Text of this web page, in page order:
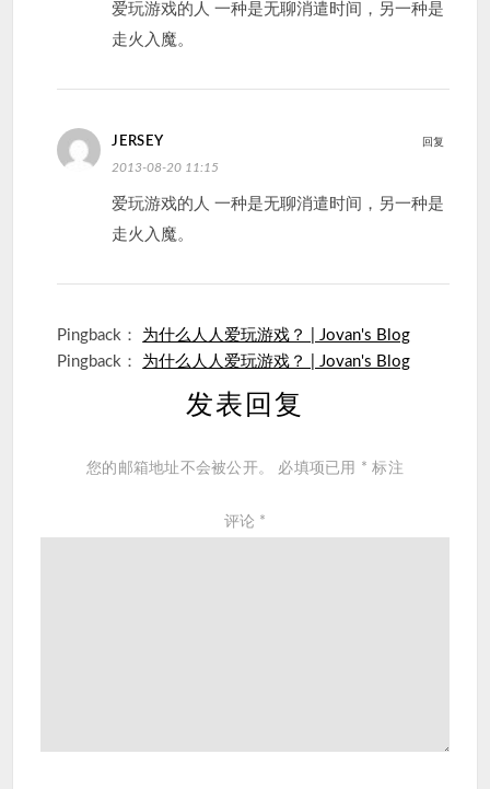
爱玩游戏的人 一种是无聊消遣时间，另一种是
走火入魔。
JERSEY
2013-08-20 11:15
爱玩游戏的人 一种是无聊消遣时间，另一种是
走火入魔。
回复
Pingback： 为什么人人爱玩游戏？ | Jovan's Blog
Pingback： 为什么人人爱玩游戏？ | Jovan's Blog
发表回复
您的邮箱地址不会被公开。 必填项已用 * 标注
评论 *